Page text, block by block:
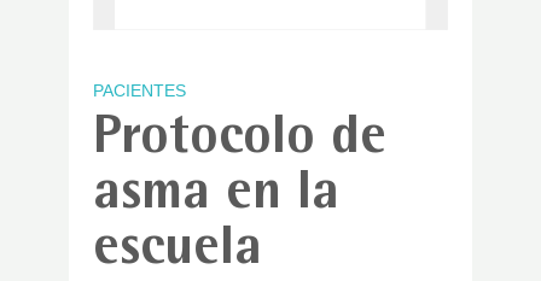
PACIENTES
Protocolo de
asma en la
escuela